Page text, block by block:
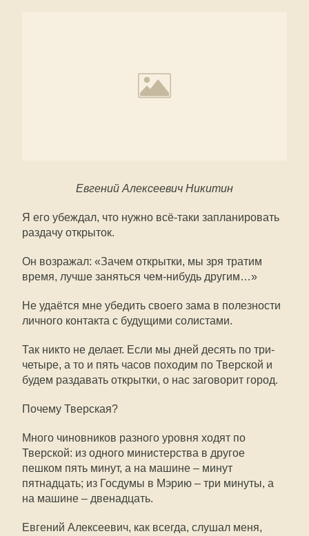
Евгений Алексеевич Никитин
Я его убеждал, что нужно всё-таки запланировать
раздачу открыток.
Он возражал: «Зачем открытки, мы зря тратим
время, лучше заняться чем-нибудь другим…»
Не удаётся мне убедить своего зама в полезности
личного контакта с будущими солистами.
Так никто не делает. Если мы дней десять по три-
четыре, а то и пять часов походим по Тверской и
будем раздавать открытки, о нас заговорит город.
Почему Тверская?
Много чиновников разного уровня ходят по
Тверской: из одного министерства в другое
пешком пять минут, а на машине – минут
пятнадцать; из Госдумы в Мэрию – три минуты, а
на машине – двенадцать.
Евгений Алексеевич, как всегда, слушал меня,